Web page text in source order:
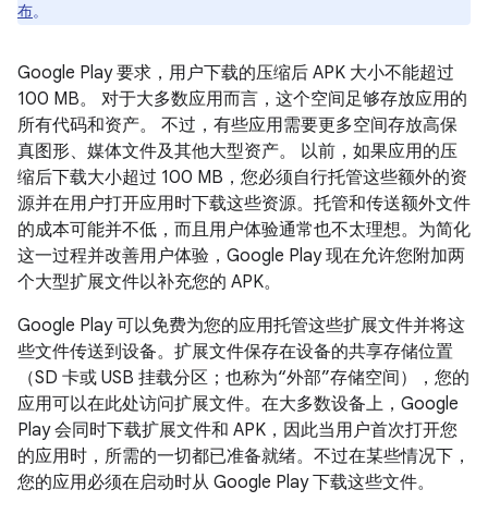
布。
Google Play 要求，用户下载的压缩后 APK 大小不能超过
100 MB。 对于大多数应用而言，这个空间足够存放应用的
所有代码和资产。 不过，有些应用需要更多空间存放高保
真图形、媒体文件及其他大型资产。 以前，如果应用的压
缩后下载大小超过 100 MB，您必须自行托管这些额外的资
源并在用户打开应用时下载这些资源。托管和传送额外文件
的成本可能并不低，而且用户体验通常也不太理想。为简化
这一过程并改善用户体验，Google Play 现在允许您附加两
个大型扩展文件以补充您的 APK。
Google Play 可以免费为您的应用托管这些扩展文件并将这
些文件传送到设备。扩展文件保存在设备的共享存储位置
（SD 卡或 USB 挂载分区；也称为“外部”存储空间），您的
应用可以在此处访问扩展文件。在大多数设备上，Google
Play 会同时下载扩展文件和 APK，因此当用户首次打开您
的应用时，所需的一切都已准备就绪。不过在某些情况下，
您的应用必须在启动时从 Google Play 下载这些文件。